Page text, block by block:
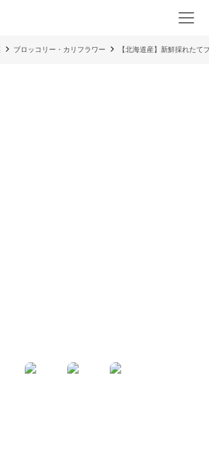
ブロッコリー・カリフラワー 【北海道産】新鮮採れたて